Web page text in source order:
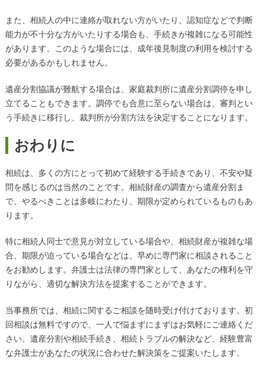
また、相続人の中に連絡が取れない方がいたり、認知症などで判断
能力が不十分な方がいたりする場合も、手続きが複雑になる可能性
があります。このような場合には、成年後見制度の利用を検討する
必要があるかもしれません。
遺産分割協議が難航する場合は、家庭裁判所に遺産分割調停を申し
立てることもできます。調停でも合意に至らない場合は、審判とい
う手続きに移行し、裁判所が分割方法を決定することになります。
おわりに
相続は、多くの方にとって初めて経験する手続きであり、不安や疑
問を感じるのは当然のことです。相続財産の調査から遺産分割ま
で、やるべきことは多岐にわたり、期限が定められているものもあ
ります。
特に相続人同士で意見が対立している場合や、相続財産が複雑な場
合、期限が迫っている場合などは、早めに専門家に相談されること
をお勧めします。弁護士は法律の専門家として、あなたの権利を守
りながら、適切な解決方法を提案することができます。
当事務所では、相続に関するご相談を随時受け付けております。初
回相談は無料ですので、一人で悩まずにまずはお気軽にご連絡くだ
さい。遺産分割や相続手続き、相続トラブルの解決など、経験豊富
な弁護士があなたの状況に合わせた解決策をご提案いたします。